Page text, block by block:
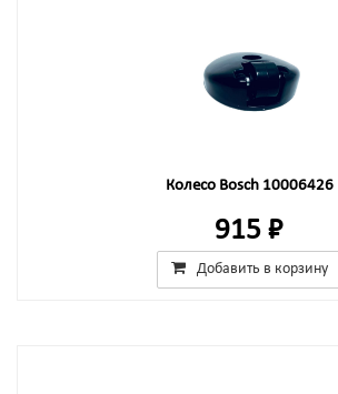
Колесо Bosch 10006426
915 ₽
Добавить в корзину